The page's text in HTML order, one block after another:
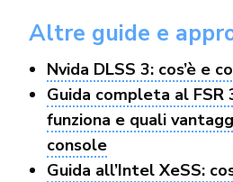
Altre guide e
Nvida DLSS 3: cos’è e
Guida completa al FSR
funziona e quali
console
Guida all’Intel XeSS: